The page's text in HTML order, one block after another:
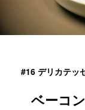
#16 デリカテ
ベーコ